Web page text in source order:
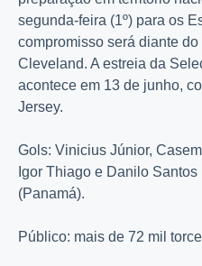
segunda-feira (1º) para os
compromisso será diante
Cleveland. A estreia da
acontece em 13 de junho,
Jersey.
Gols: Vinicius Júnior,
Igor Thiago e Danilo
(Panamá).
Público: mais de 72 mil